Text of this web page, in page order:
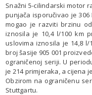
Snažni 5-cilindarski motor
punjača isporučivao je
mogao je razviti brzinu
iznosila je 10,4 l/100 km
uslovima iznosila je 14,8
broj šasije 905 001
ograničenoj seriji. U
je 214 primjeraka, a cijena
Obzirom na ograničenu
Stuttgartu.